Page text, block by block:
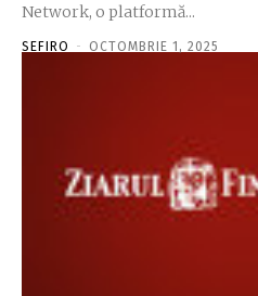
Network, o platformă...
SEFIRO - OCTOMBRIE 1, 2025